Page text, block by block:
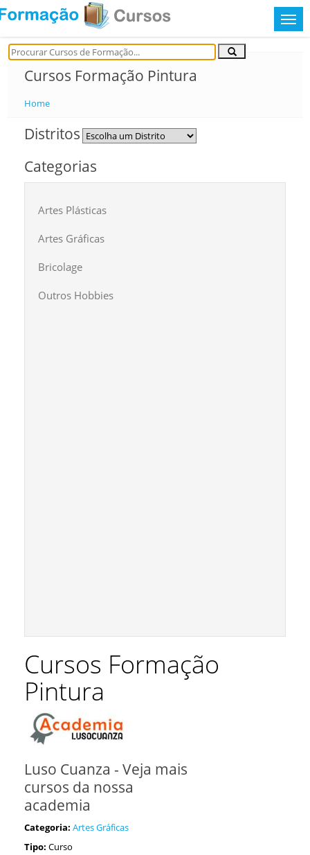
Cursos Formação Pintura
Home
Distritos
Categorias
Artes Plásticas
Artes Gráficas
Bricolage
Outros Hobbies
Cursos Formação
Pintura
Luso Cuanza - Veja mais
cursos da nossa
academia
Categoria: Artes Gráficas
Tipo: Curso